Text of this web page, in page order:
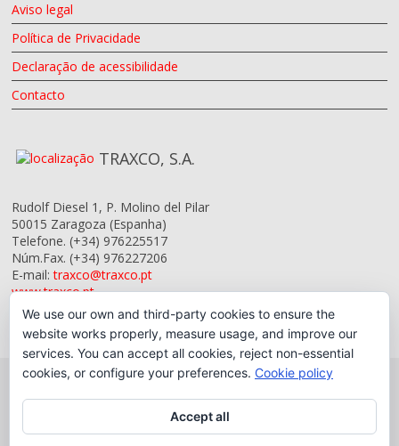
Aviso legal
Política de Privacidade
Declaração de acessibilidade
Contacto
TRAXCO, S.A.
Rudolf Diesel 1, P. Molino del Pilar
50015 Zaragoza (Espanha)
Telefone.(+34) 976225517
Núm.Fax.(+34) 976227206
E-mail:traxco@traxco.pt
www.traxco.pt
Copyright © 2026 Traxco, S.A.
We use our own and third-party cookies to ensure the
website works properly, measure usage, and improve our
services. You can accept all cookies, reject non-essential
cookies, or configure your preferences. Cookie policy
Accept all